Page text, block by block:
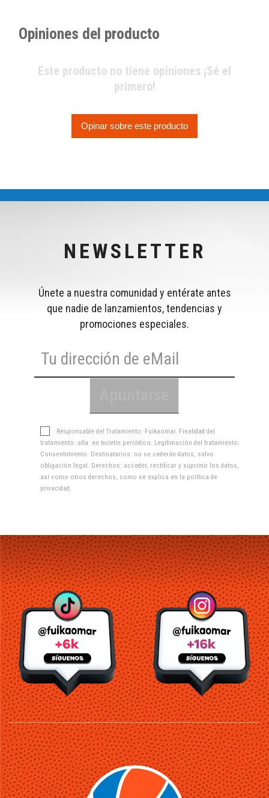
Opiniones del producto
Este producto no tiene opiniones ¡Sé el
primero!
Opinar sobre este producto
NEWSLETTER
Únete a nuestra comunidad y entérate antes
que nadie de lanzamientos, tendencias y
promociones especiales.
Responsable del Tratamiento: Fuikaomar. Finalidad del
tratamiento: alta en boletín periódico. Legitimación del tratamiento:
Consentimiento. Destinatarios: no se cederán datos, salvo
obligación legal. Derechos: acceder, rectificar y suprimir los datos,
así como otros derechos, como se explica en la política de
privacidad